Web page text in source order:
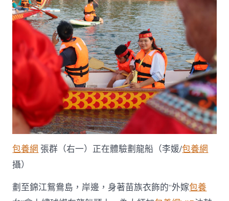
包養網 張群（右一）正在體驗劃龍船（李媛/包養網
攝）
劃至錦江鴛鴦島，岸邊，身著苗族衣飾的“外嫁包養